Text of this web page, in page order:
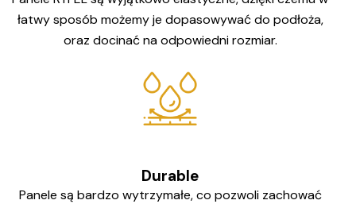
łatwy sposób możemy je dopasowywać do podłoża,
oraz docinać na odpowiedni rozmiar.
Durable
Panele są bardzo wytrzymałe, co pozwoli zachować